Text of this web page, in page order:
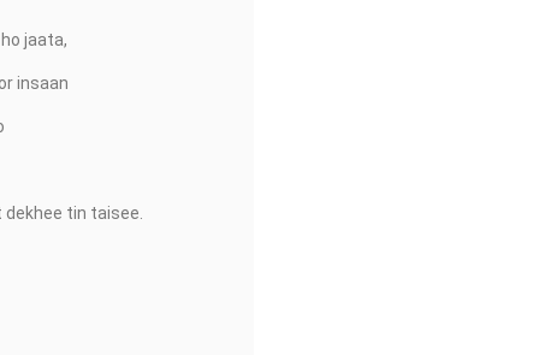
jaata,
insaan
tin taisee.